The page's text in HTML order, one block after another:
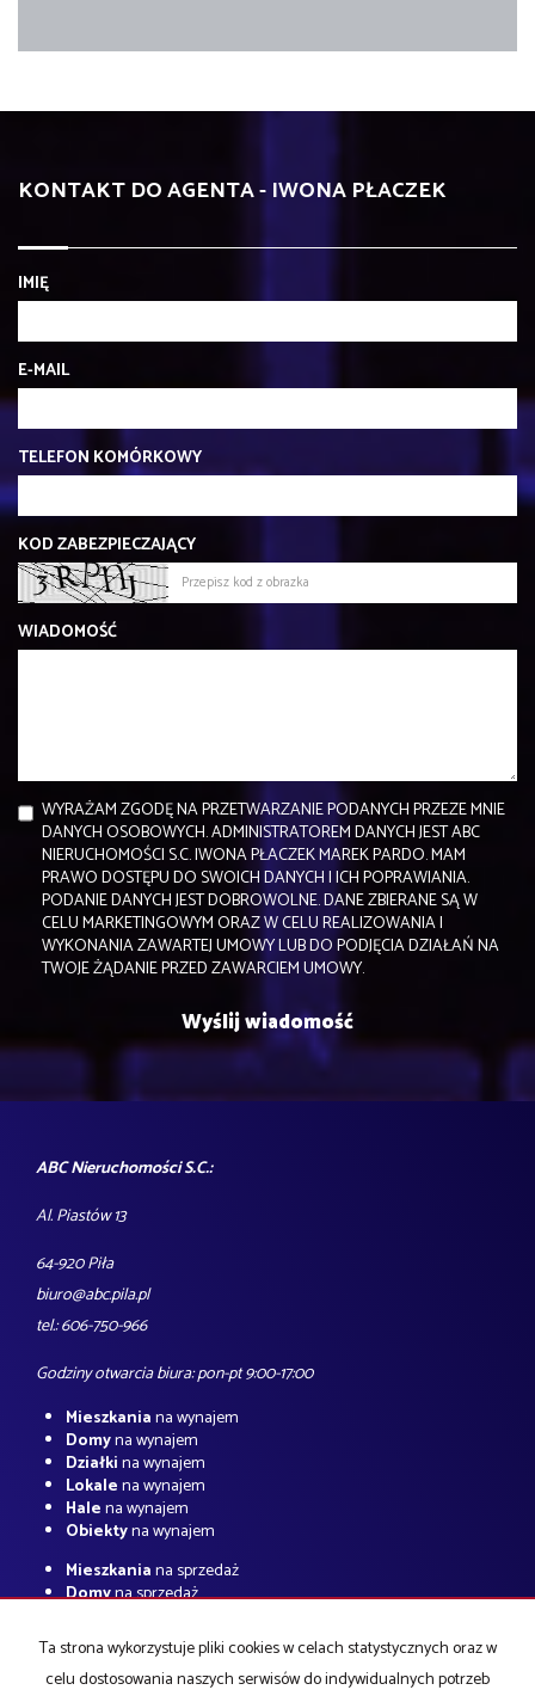
KONTAKT DO AGENTA - IWONA PŁACZEK
IMIĘ
E-MAIL
TELEFON KOMÓRKOWY
KOD ZABEZPIECZAJĄCY
WIADOMOŚĆ
WYRAŻAM ZGODĘ NA PRZETWARZANIE PODANYCH PRZEZE MNIE
DANYCH OSOBOWYCH. ADMINISTRATOREM DANYCH JEST ABC
NIERUCHOMOŚCI S.C. IWONA PŁACZEK MAREK PARDO. MAM
PRAWO DOSTĘPU DO SWOICH DANYCH I ICH POPRAWIANIA.
PODANIE DANYCH JEST DOBROWOLNE. DANE ZBIERANE SĄ W
CELU MARKETINGOWYM ORAZ W CELU REALIZOWANIA I
WYKONANIA ZAWARTEJ UMOWY LUB DO PODJĘCIA DZIAŁAŃ NA
TWOJE ŻĄDANIE PRZED ZAWARCIEM UMOWY.
ABC Nieruchomości S.C.:
Al. Piastów 13
64-920 Piła
biuro@abc.pila.pl
tel.: 606-750-966
Godziny otwarcia biura: pon-pt 9:00-17:00
Mieszkaniana wynajem
Domyna wynajem
Działkina wynajem
Lokalena wynajem
Halena wynajem
Obiektyna wynajem
Mieszkaniana sprzedaż
Domyna sprzedaż
Lokalena sprzedaż
Halena sprzedaż
Obiektyna sprzedaż
Ta strona wykorzystuje pliki cookies w celach statystycznych oraz w
celu dostosowania naszych serwisów do indywidualnych potrzeb